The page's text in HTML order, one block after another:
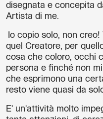
disegnata e concepita
Artista di me.
Io copio solo, non
quel Creatore, per
cosa che coloro, occhi
persona e finché non
che esprimono una
resto viene quasi da
E' un'attività molto